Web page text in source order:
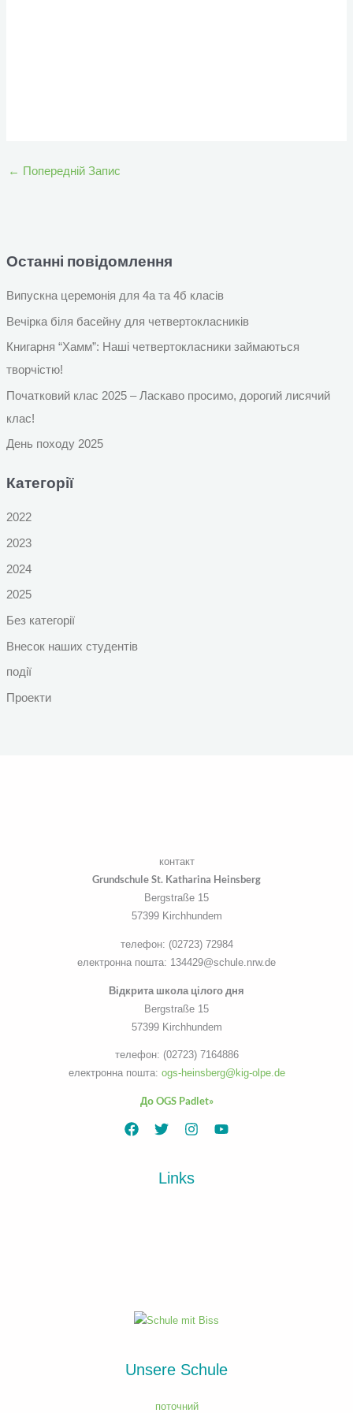
Останні повідомлення
Випускна церемонія для 4а та 4б класів
Вечірка біля басейну для четвертокласників
Книгарня “Хамм”: Наші четвертокласники займаються
творчістю!
Початковий клас 2025 – Ласкаво просимо, дорогий лисячий
клас!
День походу 2025
Категорії
2022
2023
2024
2025
Без категорії
Внесок наших студентів
події
Проекти
← Попередній Запис
контакт
Grundschule St. Katharina Heinsberg
Bergstraße 15
57399 Kirchhundem
телефон: (02723) 72984
електронна пошта: 134429@schule.nrw.de
Відкрита школа цілого дня
Bergstraße 15
57399 Kirchhundem
телефон: (02723) 7164886
електронна пошта: ogs-heinsberg@kig-olpe.de
До OGS Padlet»
Links
Unsere Schule
поточний